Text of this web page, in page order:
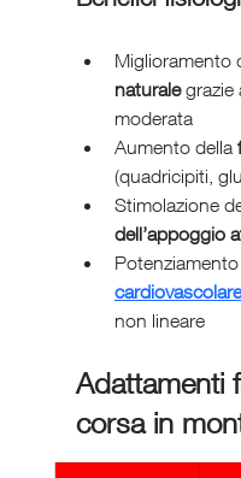
Miglioramento
naturale grazie
moderata
Aumento della
(quadricipiti,
Stimolazione
dell’appoggio
cardiovascolare
non lineare
Adattamenti
corsa in